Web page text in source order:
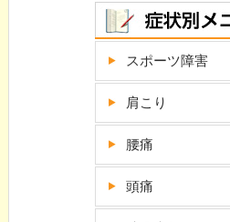
スポーツ障害
肩こり
腰痛
頭痛